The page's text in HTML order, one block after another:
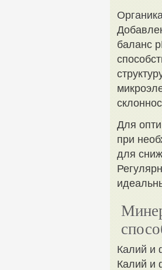
баланс
Для
при
для
Калий и
Калий и